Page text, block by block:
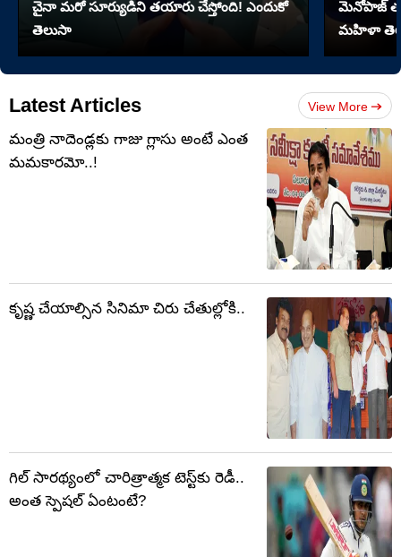
చైనా మరో సూర్యుడిని తయారు చేస్తోంది! ఎందుకో
తెలుసా
మెనోపాజ్
మహిళా
Latest Articles View More
మంత్రి నాదెండ్లకు గాజు గ్లాసు అంటే ఎంత
మమకారమో..!
కృష్ణ చేయాల్సిన సినిమా చిరు చేతుల్లోకి..
గిల్ సారథ్యంలో చారిత్రాత్మక టెస్ట్‌కు రెడీ..
అంత స్పెషల్ ఏంటంటే?